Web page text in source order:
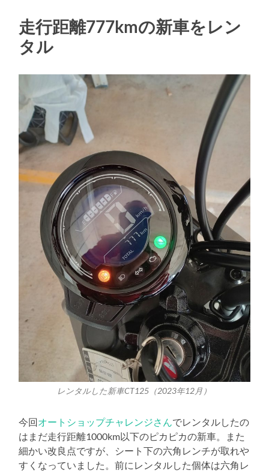
走行距離777kmの新車をレン
タル
レンタルした新車CT125（2023年12月）
今回オートショップチャレンジさんでレンタルしたの
はまだ走行距離1000km以下のピカピカの新車。また
細かい改良点ですが、シート下の六角レンチが取れや
すくなっていました。前にレンタルした個体は六角レ